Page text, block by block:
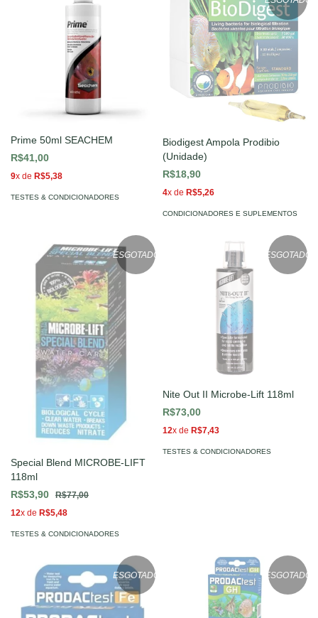
Prime 50ml SEACHEM
R$41,00
9x de R$5,38
TESTES & CONDICIONADORES
Biodigest Ampola Prodibio
(Unidade)
R$18,90
4x de R$5,26
CONDICIONADORES E SUPLEMENTOS
ESGOTADO
Special Blend MICROBE-LIFT
118ml
R$53,90
R$77,00
12x de R$5,48
TESTES & CONDICIONADORES
ESGOTADO
Nite Out II Microbe-Lift 118ml
R$73,00
12x de R$7,43
TESTES & CONDICIONADORES
ESGOTADO ESGOTADO